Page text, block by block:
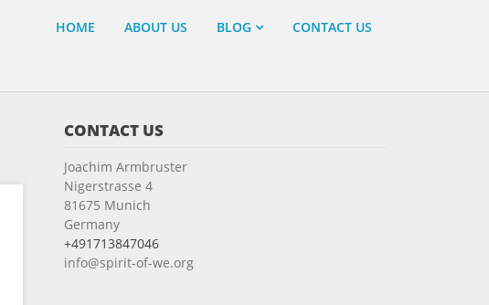
HOME ABOUT US BLOG CONTACT US
CONTACT US
Joachim Armbruster
Nigerstrasse 4
81675 Munich
Germany
+491713847046
info@spirit-of-we.org